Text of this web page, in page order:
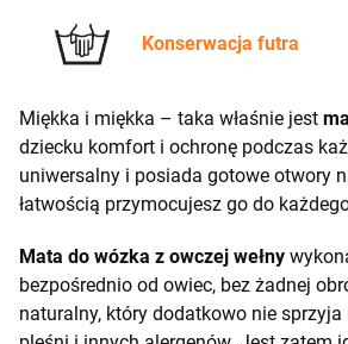
Konserwacja futra
Miękka i miękka – taka właśnie jest
dziecku komfort i ochronę podczas
uniwersalny i posiada gotowe otwory
łatwością przymocujesz go do
Mata do wózka z owczej wełny
bezpośrednio od owiec, bez żadnej
naturalny, który dodatkowo nie